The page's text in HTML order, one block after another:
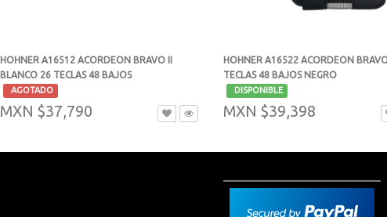
HOHNER A16512 ACORDEON BRAVO II
BLANCO 26 TECLAS 48 BAJOS
AGOTADO
MXN $37,790
HOHNER A16522 ACORDEON
TECLAS 48 BAJOS NEGRO
DISPONIBLE
MXN $39,398